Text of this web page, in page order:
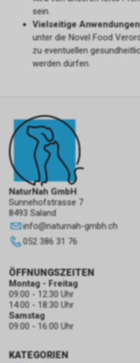
sein.
Vielseitige
unter die Novel Food
zu eventuellen
werden dürfen.
NaturNah GmbH
Sunnehofstrasse 7
8493 Saland
info@naturnah-gmbh.ch
052 386 31 76
KATEGORIEN
ÖFFNUNGSZEITEN
Montag - Freitag
09:00 - 12:30 Uhr
14:00 - 18:30 Uhr
Samstag
09:00 - 16:00 Uhr